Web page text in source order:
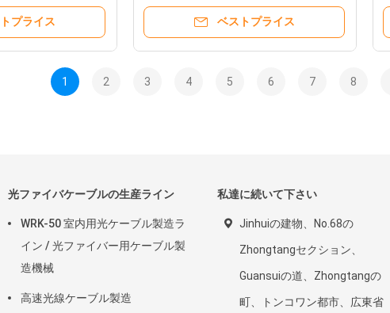
プライス
理想
ベストプライス
1 2 3 4 5 6 7 8
光ファイバケーブルの生産ライン
WRK-50 室内用光ケーブル製造ラ
イン / 光ファイバー用ケーブル製
造機械
高速光線ケーブル製造
私達に続いて下さい
Jinhuiの建物、No.68の
Zhongtangセクション、
Guansuiの道、Zhongtangの
町、トンコワン都市、広東省